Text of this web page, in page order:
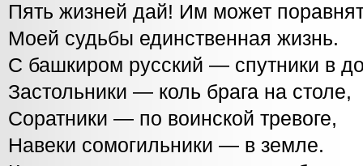
Пять жизней дай! Им может
Моей судьбы единственная жизнь.
С башкиром русский — спутники в
Застольники — коль брага на столе,
Соратники — по воинской тревоге,
Навеки сомогильники — в земле.